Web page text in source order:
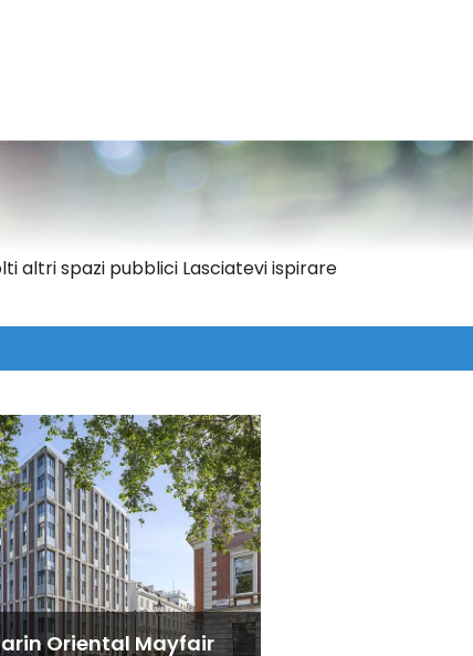
altri spazi pubblici Lasciatevi ispirare
Oriental Mayfair